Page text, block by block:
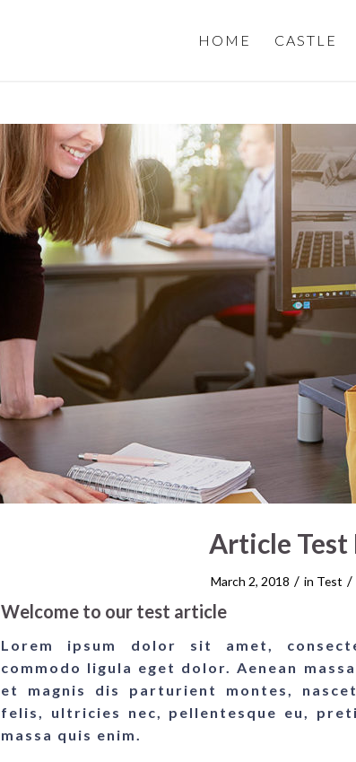
HOME CASTLE
Article Test
March 2, 2018 / in Test /
Welcome to our test article
Lorem ipsum dolor sit amet,
commodo ligula eget dolor. Aenean
et magnis dis parturient montes,
felis, ultricies nec, pellentesque eu,
massa quis enim.